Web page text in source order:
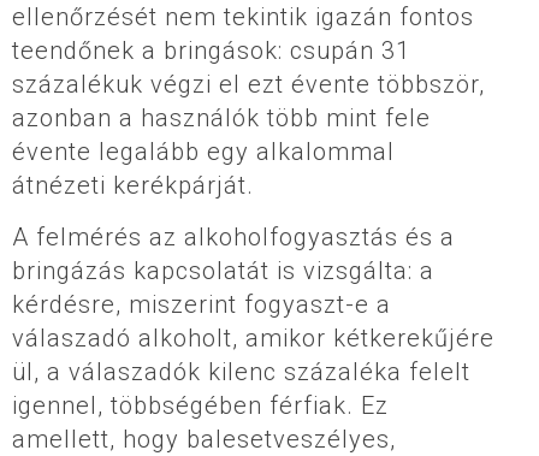
ellenőrzését nem tekintik igazán fontos
teendőnek a bringások: csupán 31
százalékuk végzi el ezt évente többször,
azonban a használók több mint fele
évente legalább egy alkalommal
átnézeti kerékpárját.
A felmérés az alkoholfogyasztás és a
bringázás kapcsolatát is vizsgálta: a
kérdésre, miszerint fogyaszt-e a
válaszadó alkoholt, amikor kétkerekűjére
ül, a válaszadók kilenc százaléka felelt
igennel, többségében férfiak. Ez
amellett, hogy balesetveszélyes,